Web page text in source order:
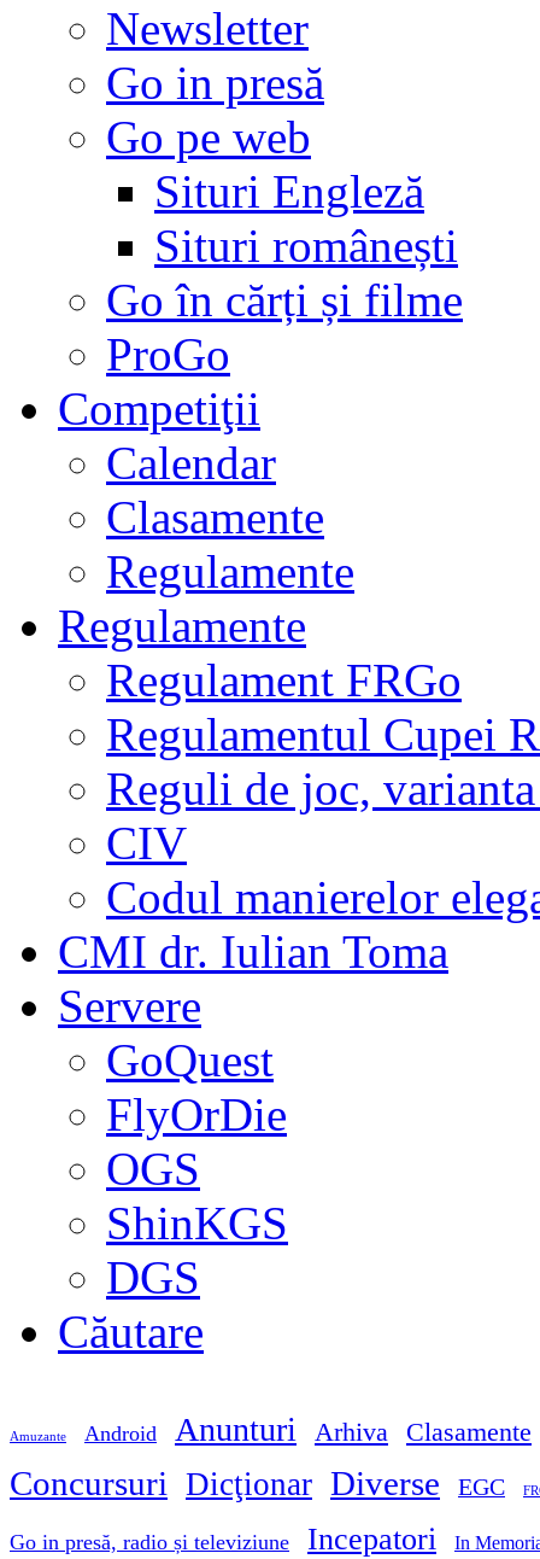
Newsletter
Go in presă
Go pe web
Situri Engleză
Situri românești
Go în cărți și filme
ProGo
Competiţii
Calendar
Clasamente
Regulamente
Regulamente
Regulament FRGo
Regulamentul Cupei
Reguli de joc,
CIV
Codul manierelor
CMI dr. Iulian Toma
Servere
GoQuest
FlyOrDie
OGS
ShinKGS
DGS
Căutare
Amuzante Android Anunturi Arhiva Clasamente
Concursuri Dicţionar Diverse EGC
Go in presă, radio și televiziune Incepatori In